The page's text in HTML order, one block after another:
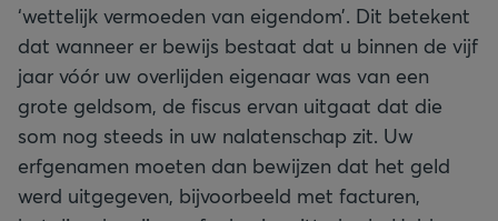
‘wettelijk vermoeden van eigendom’. Dit betekent
dat wanneer er bewijs bestaat dat u binnen de vijf
jaar vóór uw overlijden eigenaar was van een
grote geldsom, de fiscus ervan uitgaat dat die
som nog steeds in uw nalatenschap zit. Uw
erfgenamen moeten dan bewijzen dat het geld
werd uitgegeven, bijvoorbeeld met facturen,